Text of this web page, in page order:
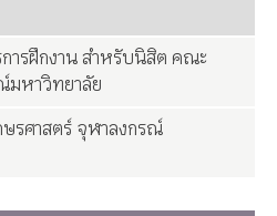
การฝึกงาน สำหรับนิสิต คณะ
มหาวิทยาลัย
รศาสตร์ จุฬาลงกรณ์